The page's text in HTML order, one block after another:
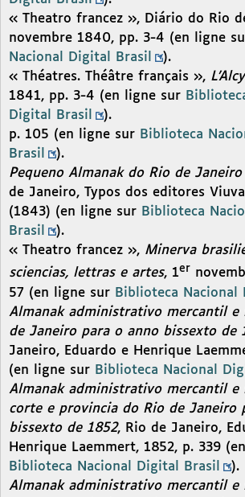
« Theatro francez », Diário do Rio
novembre 1840, pp. 3-4 (en ligne
Nacional Digital Brasil
).
« Théatres. Théâtre français »,
1841, pp. 3-4 (en ligne sur
Digital Brasil
).
p. 105 (en ligne sur Biblioteca
Brasil
).
Pequeno Almanak do Rio de
de Janeiro, Typos dos editores
(1843) (en ligne sur Biblioteca
Brasil
).
« Theatro francez », Minerva
sciencias, lettras e artes, 1er
57 (en ligne sur Biblioteca Nacional
Almanak administrativo mercantil e
de Janeiro para o anno bissexto de
Janeiro, Eduardo e Henrique
(en ligne sur Biblioteca Nacional
Almanak administrativo mercantil e
corte e provincia do Rio de Janeiro
bissexto de 1852, Rio de Janeiro,
Henrique Laemmert, 1852, p. 339
Biblioteca Nacional Digital Brasil
).
Almanak administrativo mercantil e